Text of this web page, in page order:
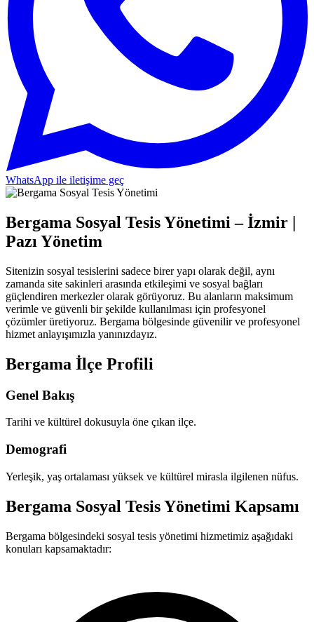
WhatsApp ile iletişime geç
Bergama Sosyal Tesis Yönetimi – İzmir |
Pazı Yönetim
Sitenizin sosyal tesislerini sadece birer yapı olarak değil, aynı
zamanda site sakinleri arasında etkileşimi ve sosyal bağları
güçlendiren merkezler olarak görüyoruz. Bu alanların maksimum
verimle ve güvenli bir şekilde kullanılması için profesyonel
çözümler üretiyoruz. Bergama bölgesinde güvenilir ve profesyonel
hizmet anlayışımızla yanınızdayız.
Bergama İlçe Profili
Genel Bakış
Tarihi ve kültürel dokusuyla öne çıkan ilçe.
Demografi
Yerleşik, yaş ortalaması yüksek ve kültürel mirasla ilgilenen nüfus.
Bergama Sosyal Tesis Yönetimi Kapsamı
Bergama bölgesindeki sosyal tesis yönetimi hizmetimiz aşağıdaki
konuları kapsamaktadır: